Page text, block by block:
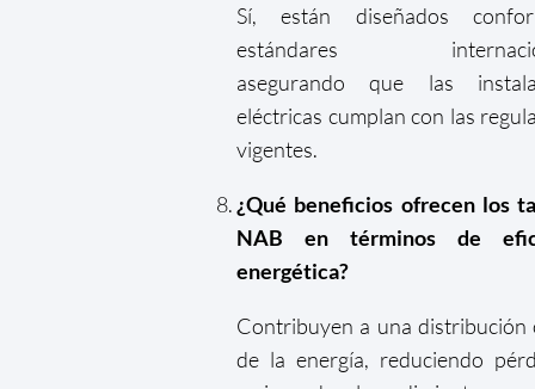
Sí, están diseñados
estándares
asegurando que las
eléctricas cumplan con las
vigentes.
¿Qué beneficios ofrecen los
NAB en términos de
energética?
Contribuyen a una distribución
de la energía, reduciendo